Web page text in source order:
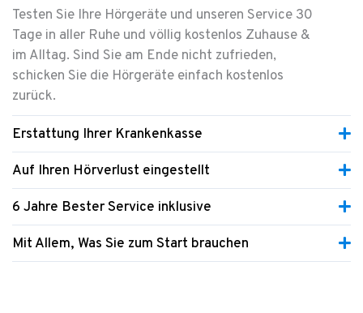
Testen Sie Ihre Hörgeräte und unseren Service 30
Tage in aller Ruhe und völlig kostenlos Zuhause &
im Alltag. Sind Sie am Ende nicht zufrieden,
schicken Sie die Hörgeräte einfach kostenlos
zurück.
Erstattung Ihrer Krankenkasse
Auf Ihren Hörverlust eingestellt
6 Jahre Bester Service inklusive
Mit Allem, Was Sie zum Start brauchen